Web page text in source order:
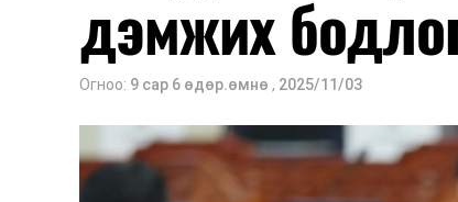
дэмжих
Огноо: 9 сар 6 өдөр.өмнө , 2025/11/03